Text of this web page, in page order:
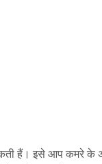
हैं। इसे आप कमरे के